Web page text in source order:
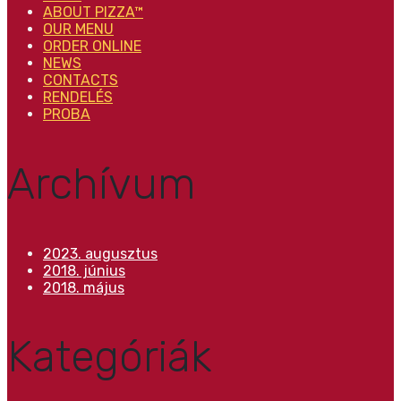
ABOUT PIZZA™
OUR MENU
ORDER ONLINE
NEWS
CONTACTS
RENDELÉS
PROBA
Archívum
2023. augusztus
2018. június
2018. május
Kategóriák